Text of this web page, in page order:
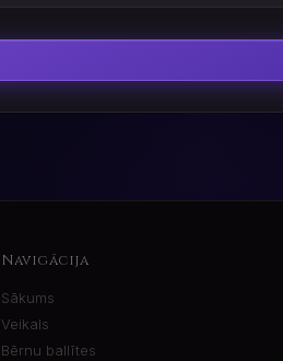
Navigācija
Sākums
Veikals
Bērnu ballītes